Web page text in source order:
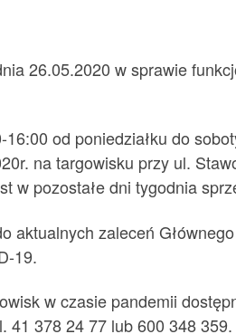
26.05.2020 w sprawie
od poniedziałku do
na targowisku przy ul.
w pozostałe dni tygodnia
aktualnych zaleceń
19.
w czasie pandemii
41 378 24 77 lub 600 348 359.